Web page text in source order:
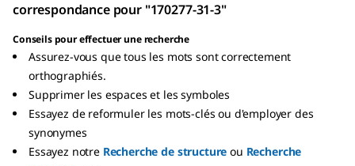
correspondance pour "170277-31-3"
Conseils pour effectuer une recherche
Assurez-vous que tous les mots sont correctement
orthographiés.
Supprimer les espaces et les symboles
Essayez de reformuler les mots-clés ou d'employer des
synonymes
Essayez notre Recherche de structure ou Recherche